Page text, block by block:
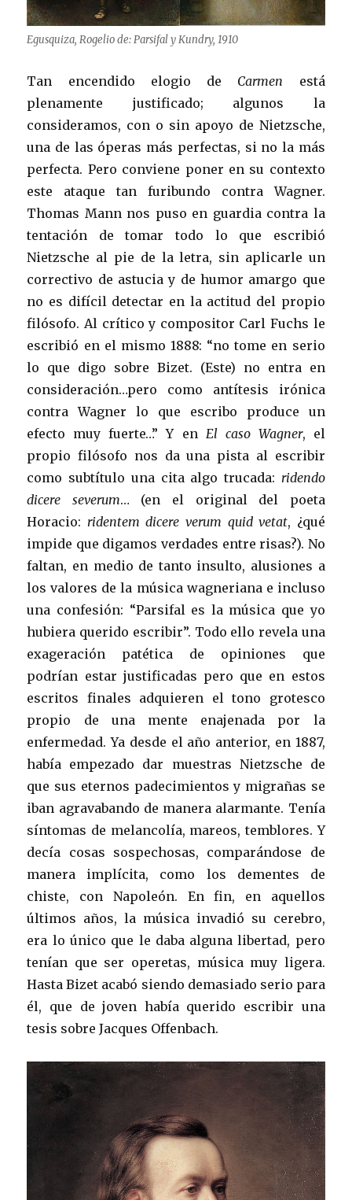
Egusquiza, Rogelio de: Parsifal y Kundry, 1910
Tan encendido elogio de Carmen está
plenamente justificado; algunos la
consideramos, con o sin apoyo de Nietzsche,
una de las óperas más perfectas, si no la más
perfecta. Pero conviene poner en su contexto
este ataque tan furibundo contra Wagner.
Thomas Mann nos puso en guardia contra la
tentación de tomar todo lo que escribió
Nietzsche al pie de la letra, sin aplicarle un
correctivo de astucia y de humor amargo que
no es difícil detectar en la actitud del propio
filósofo. Al crítico y compositor Carl Fuchs le
escribió en el mismo 1888: “no tome en serio
lo que digo sobre Bizet. (Este) no entra en
consideración…pero como antítesis irónica
contra Wagner lo que escribo produce un
efecto muy fuerte…” Y en El caso Wagner, el
propio filósofo nos da una pista al escribir
como subtítulo una cita algo trucada: ridendo
dicere severum… (en el original del poeta
Horacio: ridentem dicere verum quid vetat, ¿qué
impide que digamos verdades entre risas?). No
faltan, en medio de tanto insulto, alusiones a
los valores de la música wagneriana e incluso
una confesión: “Parsifal es la música que yo
hubiera querido escribir”. Todo ello revela una
exageración patética de opiniones que
podrían estar justificadas pero que en estos
escritos finales adquieren el tono grotesco
propio de una mente enajenada por la
enfermedad. Ya desde el año anterior, en 1887,
había empezado dar muestras Nietzsche de
que sus eternos padecimientos y migrañas se
iban agravabando de manera alarmante. Tenía
síntomas de melancolía, mareos, temblores. Y
decía cosas sospechosas, comparándose de
manera implícita, como los dementes de
chiste, con Napoleón. En fin, en aquellos
últimos años, la música invadió su cerebro,
era lo único que le daba alguna libertad, pero
tenían que ser operetas, música muy ligera.
Hasta Bizet acabó siendo demasiado serio para
él, que de joven había querido escribir una
tesis sobre Jacques Offenbach.